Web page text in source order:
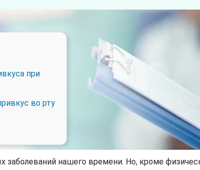
при
во рту
нашего времени. Но, кроме